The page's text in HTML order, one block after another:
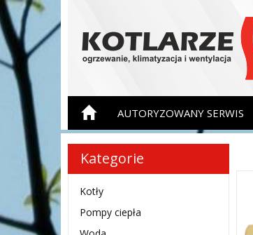
AUTORYZOWANY SERWIS
Kategorie
Kotły
Pompy ciepła